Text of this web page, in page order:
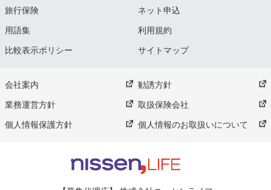
旅行保険 ネット申込
用語集 利用規約
比較表示ポリシー サイトマップ
会社案内 勧誘方針
業務運営方針 取扱保険会社
個人情報保護方針 個人情報のお取扱いについて